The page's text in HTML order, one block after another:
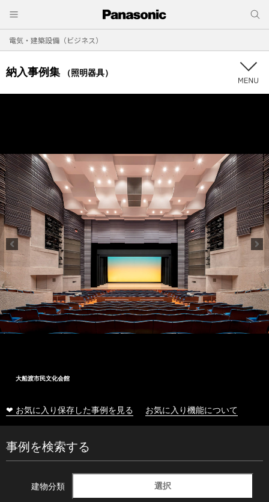
電気・建築設備（ビジネス）
納入事例集 （照明器具）
大船渡市民文化会館
❤ お気に入り保存した事例を見る お気に入り機能について
事例を検索する
建物分類 選択